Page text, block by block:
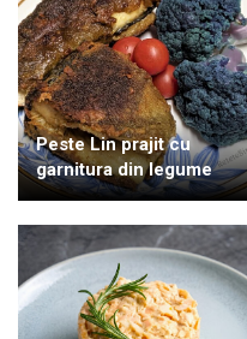
Peste Lin prajit cu
garnitura din legume